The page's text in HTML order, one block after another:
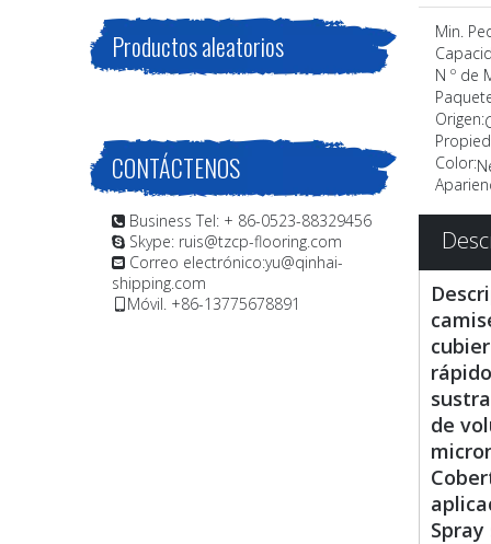
Productos aleatorios
CONTÁCTENOS
 Business Tel: + 86-0523-88329456
 Skype: ruis@tzcp-flooring.com
 Correo electrónico:yu@qinhai-
shipping.com
Móvil. +86-13775678891
Min.
N º de
Origen:
Color:
de